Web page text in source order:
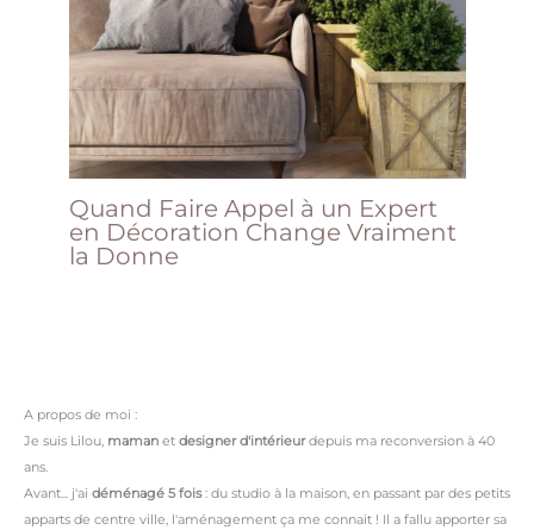
Quand Faire Appel à un Expert
en Décoration Change Vraiment
la Donne
A propos de moi :
Je suis Lilou, maman et designer d'intérieurdepuis ma reconversion à 40
ans.
Avant... j'ai déménagé 5 fois: du studio à la maison, en passant par des petits
apparts de centre ville, l'aménagement ça me connait ! Il a fallu apporter sa